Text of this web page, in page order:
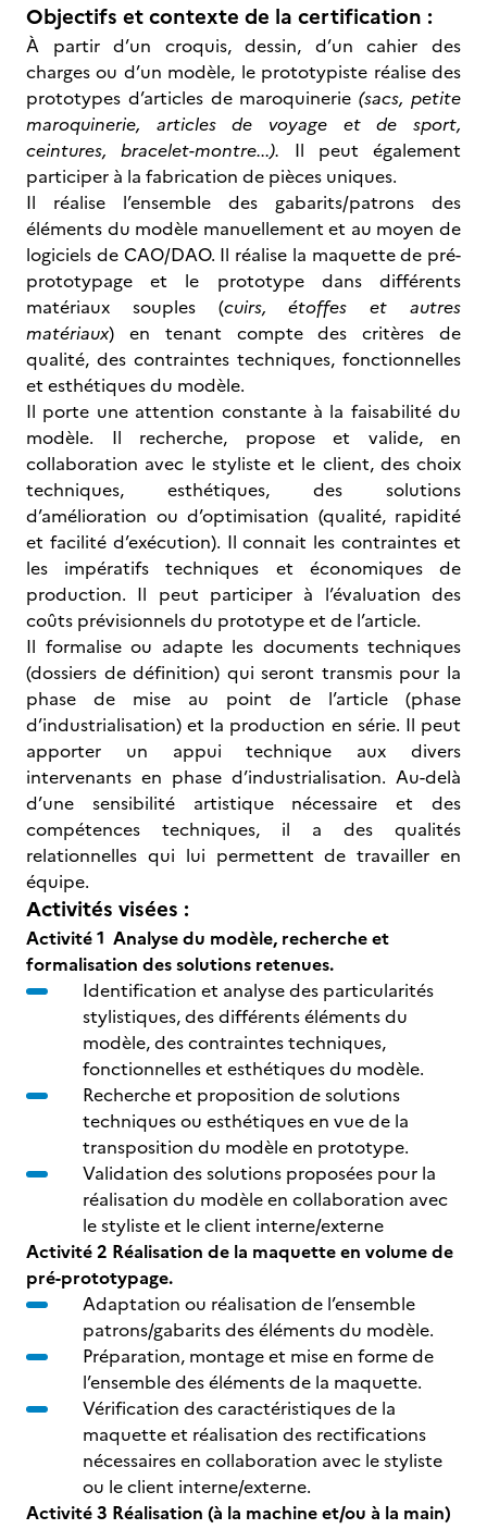
Objectifs et contexte de la certification :
À partir d’un croquis, dessin, d’un cahier des
charges ou d’un modèle, le prototypiste réalise des
prototypes d’articles de maroquinerie(sacs, petite
maroquinerie, articles de voyage et de sport,
ceintures, bracelet-montre...). Il peut également
participer à la fabrication de pièces uniques.
Il réalise l’ensemble des gabarits/patrons des
éléments du modèle manuellement et au moyen de
logiciels de CAO/DAO. Il réalise la maquette de pré-
prototypage et le prototype dans différents
matériaux souples (cuirs, étoffes et autres
matériaux) en tenant compte des critères de
qualité, des contraintes techniques, fonctionnelles
et esthétiques du modèle.
Il porte une attention constante à la faisabilité du
modèle. Il recherche, propose et valide, en
collaboration avec le styliste et le client, des choix
techniques, esthétiques, des solutions
d’amélioration ou d’optimisation (qualité, rapidité
et facilité d’exécution). Il connait les contraintes et
les impératifs techniques et économiques de
production. Il peut participer à l’évaluation des
coûts prévisionnels du prototype et de l’article.
Il formalise ou adapte les documents techniques
(dossiers de définition) qui seront transmis pour la
phase de mise au point de l’article (phase
d’industrialisation) et la production en série. Il peut
apporter un appui technique aux divers
intervenants en phase d’industrialisation. Au-delà
d’une sensibilité artistique nécessaire et des
compétences techniques, il a des qualités
relationnelles qui lui permettent de travailler en
équipe.
Activités visées :
Activité 1 Analyse du modèle, recherche et
formalisation des solutions retenues.
Identification et analyse des particularités
stylistiques, des différents éléments du
modèle, des contraintes techniques,
fonctionnelles et esthétiques du modèle.
Recherche et proposition de solutions
techniques ou esthétiques en vue de la
transposition du modèle en prototype.
Validation des solutions proposées pour la
réalisation du modèle en collaboration avec
le styliste et le client interne/externe
Activité 2 Réalisation de la maquette en volumede
pré-prototypage.
Adaptation ou réalisation de l’ensemble
patrons/gabarits des éléments du modèle.
Préparation, montage et mise en forme de
l’ensemble des éléments de la maquette.
Vérification des caractéristiques de la
maquette et réalisation des rectifications
nécessaires en collaboration avec le styliste
ou le client interne/externe.
Activité 3 Réalisation (à la machine et/ou à la main)